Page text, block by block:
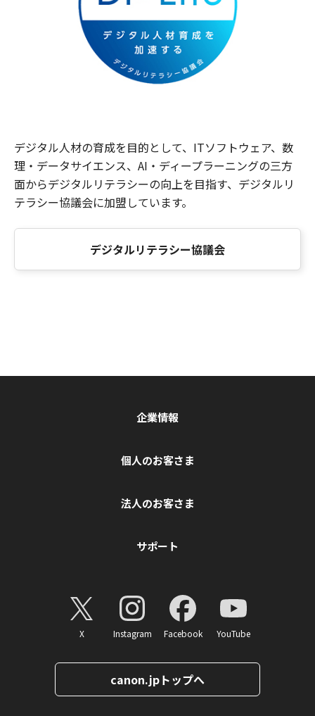
デジタル人材の育成を目的として、ITソフトウェア、数
理・データサイエンス、AI・ディープラーニングの三方
面からデジタルリテラシーの向上を目指す、デジタルリ
テラシー協議会に加盟しています。
デジタルリテラシー協議会
企業情報
個人のお客さま
法人のお客さま
サポート
X Instagram Facebook YouTube
canon.jpトップへ